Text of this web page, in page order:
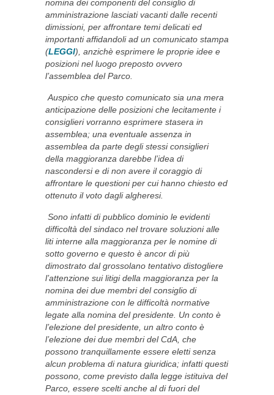
nomina dei componenti del consiglio di
amministrazione lasciati vacanti dalle recenti
dimissioni, per affrontare temi delicati ed
importanti affidandoli ad un comunicato stampa
(LEGGI), anzichè esprimere le proprie idee e
posizioni nel luogo preposto ovvero
l’assemblea del Parco.
Auspico che questo comunicato sia una mera
anticipazione delle posizioni che lecitamente i
consiglieri vorranno esprimere stasera in
assemblea; una eventuale assenza in
assemblea da parte degli stessi consiglieri
della maggioranza darebbe l’idea di
nascondersi e di non avere il coraggio di
affrontare le questioni per cui hanno chiesto ed
ottenuto il voto dagli algheresi.
Sono infatti di pubblico dominio le evidenti
difficoltà del sindaco nel trovare soluzioni alle
liti interne alla maggioranza per le nomine di
sotto governo e questo è ancor di più
dimostrato dal grossolano tentativo distogliere
l’attenzione sui litigi della maggioranza per la
nomina dei due membri del consiglio di
amministrazione con le difficoltà normative
legate alla nomina del presidente. Un conto è
l’elezione del presidente, un altro conto è
l’elezione dei due membri del CdA, che
possono tranquillamente essere eletti senza
alcun problema di natura giuridica; infatti questi
possono, come previsto dalla legge istituiva del
Parco, essere scelti anche al di fuori del